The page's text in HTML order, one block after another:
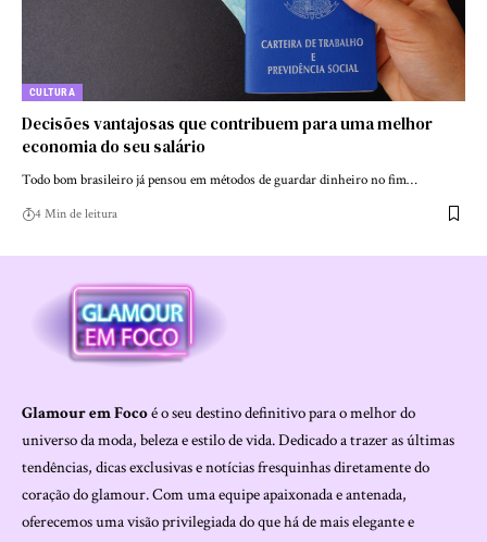
CULTURA
Decisões vantajosas que contribuem para uma melhor
economia do seu salário
Todo bom brasileiro já pensou em métodos de guardar dinheiro no fim…
4 Min de leitura
Glamour em Focoé o seu destino definitivo para o melhor do
universo da moda, beleza e estilo de vida. Dedicado a trazer as últimas
tendências, dicas exclusivas e notícias fresquinhas diretamente do
coração do glamour. Com uma equipe apaixonada e antenada,
oferecemos uma visão privilegiada do que há de mais elegante e